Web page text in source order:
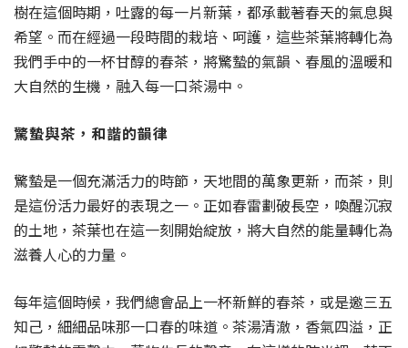
樹在這個時期，吐露的每一片新葉，都承載著春天的氣息與
希望。而在經過一段時間的栽培、呵護，這些茶葉將轉化為
我們手中的一杯甘醇的春茶，將驚蟄的氣韻、春風的溫暖和
大自然的生機，融入每一口茶湯中。
驚蟄與茶，和諧的韻律
驚蟄是一個充滿活力的時節，天地間的萬象更新，而茶，則
是這份活力最好的表現之一。正如春雷劃破長空，喚醒沉寂
的土地，茶葉也在這一刻開始綻放，將大自然的能量轉化為
滋養人心的力量。
每年這個時候，我們總會品上一杯新鮮的春茶，或是邀三五
知己，細細品味那一口春的味道。茶湯清澈，香氣四溢，正